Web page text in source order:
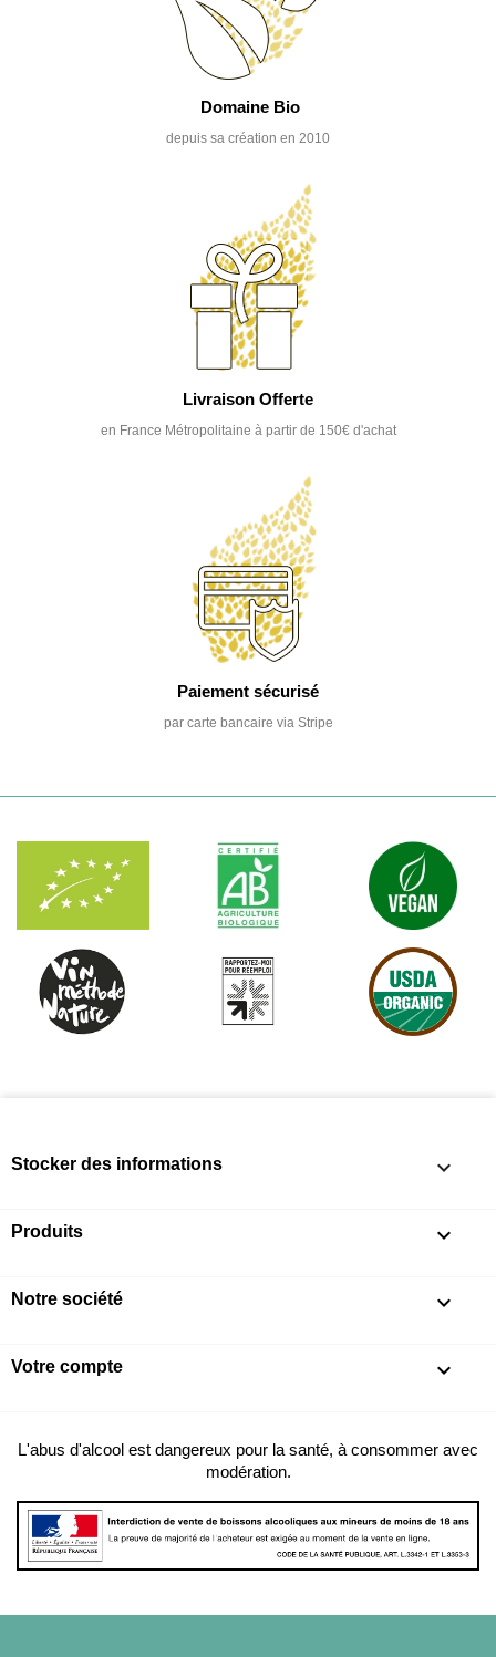
Domaine Bio
depuis sa création en 2010
Livraison Offerte
en France Métropolitaine à partir de 150€ d'achat
Paiement sécurisé
par carte bancaire via Stripe
Stocker des informations keyboard_arrow_down
Produits 
Notre société 
Votre compte 
L'abus d'alcool est dangereux pour la santé, à consommer avec
modération.